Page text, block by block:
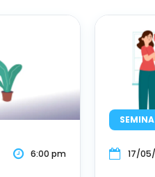
6:00 pm 17/